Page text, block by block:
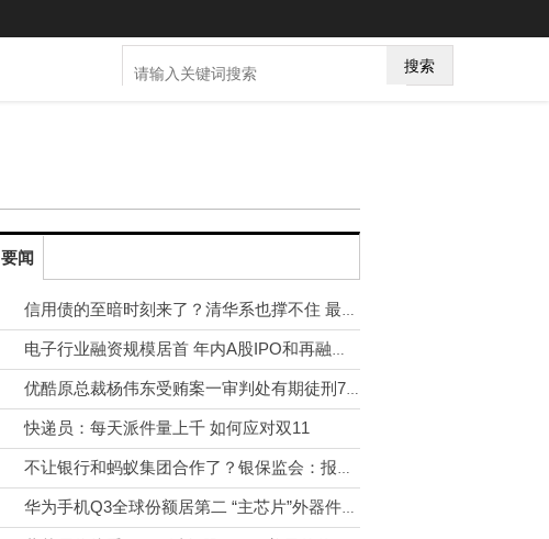
搜索
要闻
信用债的至暗时刻来了？清华系也撑不住 最新研判来了
电子行业融资规模居首 年内A股IPO和再融资规模达1.29万亿元
优酷原总裁杨伟东受贿案一审判处有期徒刑7年
快递员：每天派件量上千 如何应对双11
不让银行和蚂蚁集团合作了？银保监会：报道不实 要更好地支持实体经济发展
华为手机Q3全球份额居第二 “主芯片”外器件或松绑